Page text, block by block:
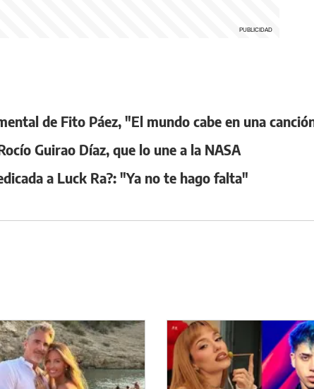
de Fito Páez, "El mundo cabe en una
Guirao Díaz, que lo une a la NASA
a Luck Ra?: "Ya no te hago falta"